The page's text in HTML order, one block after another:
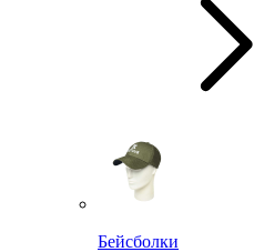
Бейсболки